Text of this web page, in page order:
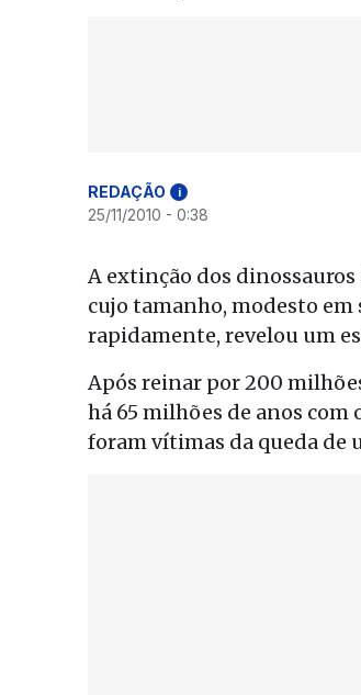
REDAÇÃO i
25/11/2010 - 0:38
A extinção dos
cujo tamanho, modesto
rapidamente, revelou um
Após reinar por 200
há 65 milhões de anos
foram vítimas da queda de